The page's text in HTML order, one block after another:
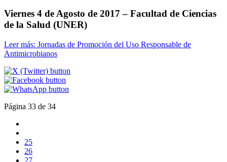
Viernes 4 de Agosto de 2017 – Facultad de Ciencias
de la Salud (UNER)
Leer más: Jornadas de Promoción del Uso Responsable de
Antimicrobianos
Página 33 de 34
25
26
27